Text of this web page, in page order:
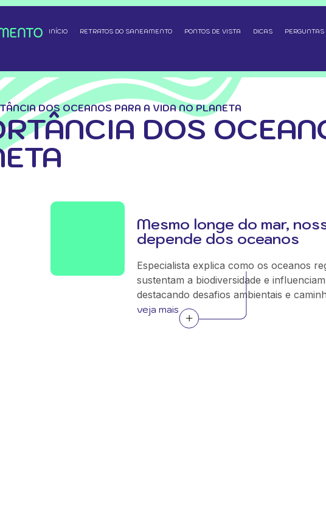
INÍCIO RETRATOS DO SANEAMENTO PONTOS DE VISTA DICAS
DOS OCEANOS PARA A VIDA NO PLANETA
DOS
Mesmo longe do mar,
depende dos oceanos
Especialista explica como os oceanos
sustentam a biodiversidade e
destacando desafios ambientais e
veja mais